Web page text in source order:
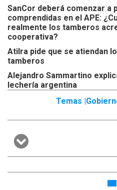
SanCor deberá comenzar a
comprendidas en el APE:
realmente los tamberos
cooperativa?
Atilra pide que se atiendan
tamberos
Alejandro Sammartino
lechería argentina
Temas |